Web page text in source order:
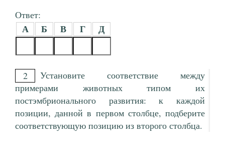
Ответ:
А Б В Г Д
2
Установите соответствие между
примерами животных типом их
постэмбрионального развития: к каждой
позиции, данной в первом столбце, подберите
соответствующую позицию из второго столбца.